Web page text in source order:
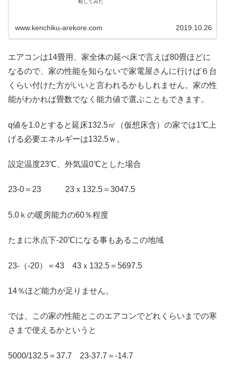
較してみた
www.kenchiku-arekore.com 2019.10.26
エアコンは14畳用、家全体の延べ床で言えば80畳ほどに
なるので、家の性能を知らないで家電屋さんに行けば６台
くらい付けた方がいいと言われるかもしれません。家の性
能がわかれば畳数でなく能力値で選ぶこともできます。
q値を1.0とすると延床132.5㎡（仮想床含）の家では1℃上
げる必要エネルギーは132.5ｗ。
設定温度23℃、外気温0℃とした場合
23-0＝23 23ｘ132.5＝3047.5
5.0ｋの暖房能力の60％程度
たまに氷点下-20℃になる事もあるこの地域
23-（-20）＝43 43ｘ132.5＝5697.5
14％ほど能力が足りません。
では、この家の性能とこのエアコンでどれくらいまでの寒
さまで使えるかというと
5000/132.5＝37.7 23-37.7＝-14.7